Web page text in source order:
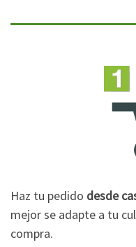
Haz tu pedido desde
mejor se adapte a tu
compra.